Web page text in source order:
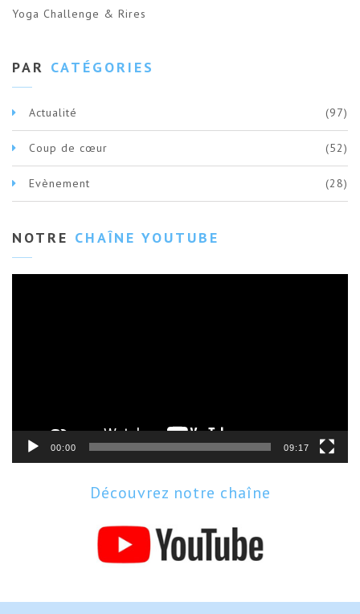
Yoga Challenge & Rires
PAR CATÉGORIES
Actualité (97)
Coup de cœur (52)
Evènement (28)
NOTRE CHAÎNE YOUTUBE
00:00 09:17
Découvrez notre chaîne